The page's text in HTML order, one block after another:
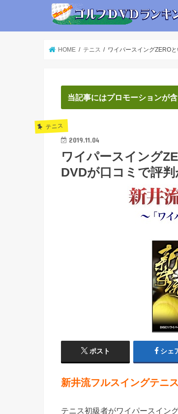
HOME テニス ワイパースイングZERO
当記事にはプロモーションが
テニス
2019.11.04
ワイパースイング
DVDが口コミで評判
ポスト シェ
新井流フルスイングテニ
テニス初級者がワイパースイン